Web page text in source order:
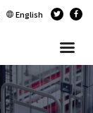
English